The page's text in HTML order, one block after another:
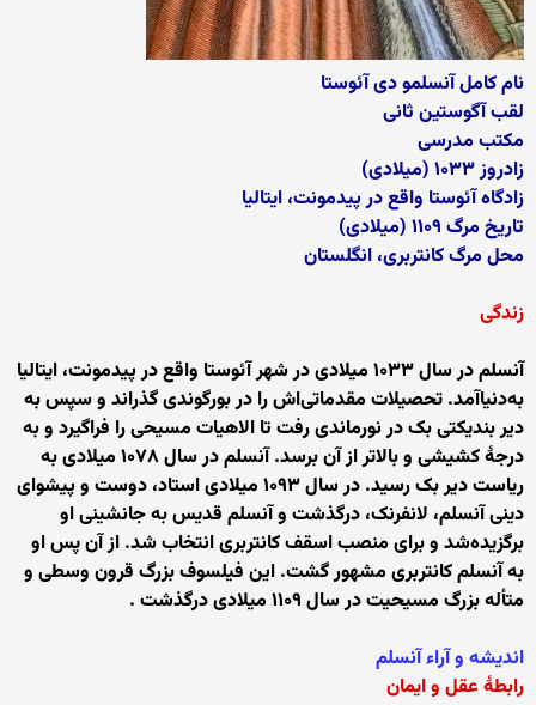
نام کامل آنسلمو دی آئوستا
لقب آگوستین ثانی
مکتب مدرسی
زادروز ۱۰۳۳ (میلادی)
زادگاه آئوستا واقع در پیدمونت، ایتالیا
تاریخ مرگ ۱۱۰۹ (میلادی)
محل مرگ کانتربری، انگلستان
زندگی
آنسلم در سال ۱۰۳۳ میلادی در شهر آئوستا واقع در پیدمونت، ایتالیا
به‌دنیاآمد. تحصیلات مقدماتی‌اش را در بورگوندی گذراند و سپس به
دیر بندیکتی بک در نورماندی رفت تا الاهیات مسیحی را فراگیرد و به
درجهٔ کشیشی و بالاتر از آن برسد. آنسلم در سال ۱۰۷۸ میلادی به
ریاست دیر بک رسید. در سال ۱۰۹۳ میلادی استاد، دوست و پیشوای
دینی آنسلم، لانفرنک، درگذشت و آنسلم قدیس به جانشینی او
برگزیده‌شد و برای منصب اسقف کانتربری انتخاب شد. از آن پس او
به آنسلم کانتربری مشهور گشت. این فیلسوف بزرگ قرون وسطی و
متأله بزرگ مسیحیت در سال ۱۱۰۹ میلادی درگذشت .
اندیشه و آراء آنسلم
رابطهٔ عقل و ایمان